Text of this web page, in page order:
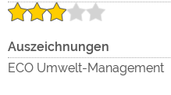
Auszeichnungen
ECO Umwelt-Management
Campingplatzvorschau (Vorschau
Campingplätzen)
Google Maps (Kartensuche, Anfahrt
usw.)